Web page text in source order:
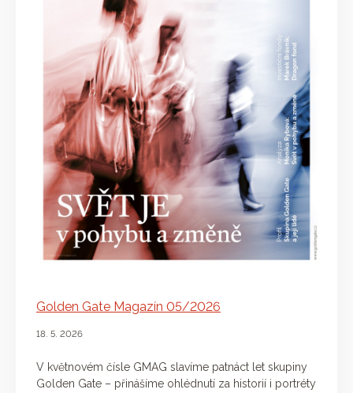
Golden Gate Magazín 05/2026
18. 5. 2026
V květnovém čísle GMAG slavíme patnáct let skupiny
Golden Gate – přinášíme ohlédnutí za historií i portréty